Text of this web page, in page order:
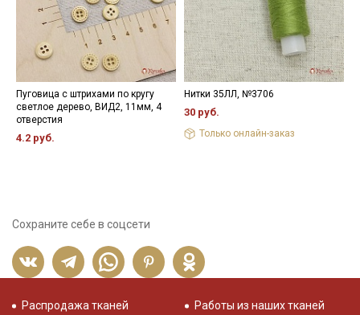
Пуговица с штрихами по кругу
светлое дерево, ВИД2, 11мм, 4
отверстия
4.2 руб.
Нитки 35ЛЛ, №3706
30 руб.
Только онлайн-заказ
Сохраните себе в соцсети
Распродажа тканей
Работы из наших тканей